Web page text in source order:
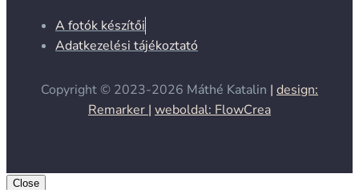
A fotók készítői
Adatkezelési tájékoztató
Copyright © 2023-2026 Máthé Katalin | design:
Remarker | weboldal: FlowCrea
Close